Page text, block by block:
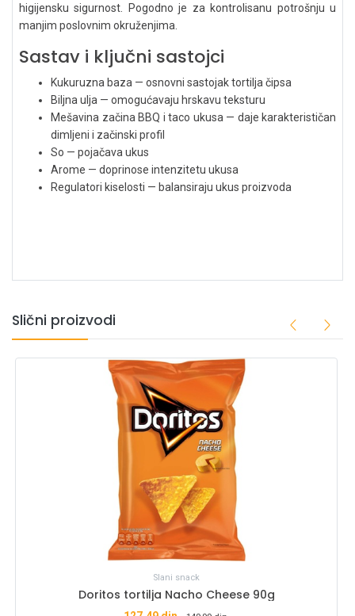
higijensku sigurnost. Pogodno je za kontrolisanu potrošnju u
manjim poslovnim okruženjima.
Sastav i ključni sastojci
Kukuruzna baza — osnovni sastojak tortilja čipsa
Biljna ulja — omogućavaju hrskavu teksturu
Mešavina začina BBQ i taco ukusa — daje karakterističan
dimljeni i začinski profil
So — pojačava ukus
Arome — doprinose intenzitetu ukusa
Regulatori kiselosti — balansiraju ukus proizvoda
Slični proizvodi
Slani snack
Doritos tortilja Nacho Cheese 90g